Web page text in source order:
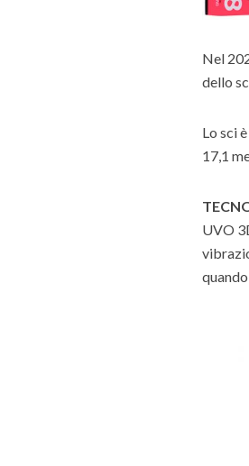
Nel
dello
Lo sci
17,1
UVO